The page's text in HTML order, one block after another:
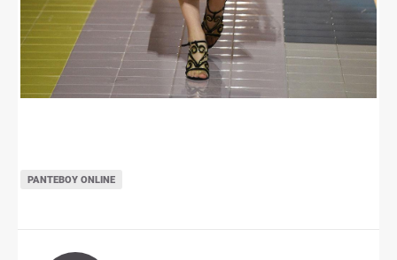
ΡΑΝΤΕΒΟΎ ONLINE